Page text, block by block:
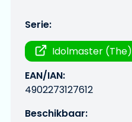
Serie:
Idolmaster (The)
EAN/IAN:
4902273127612
Beschikbaar: